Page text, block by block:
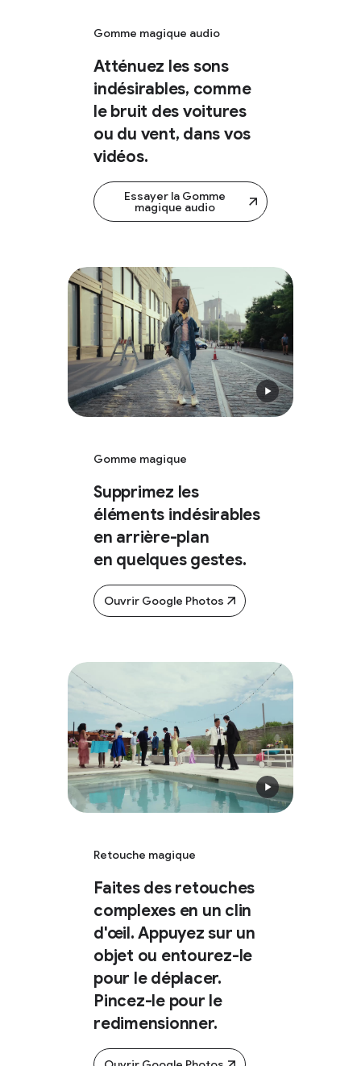
Gomme magique audio
Atténuez les sons
indésirables, comme
le bruit des voitures
ou du vent, dans vos
vidéos.
Essayer la Gomme
magique audio
Gomme magique
Supprimez les
éléments indésirables
en arrière-plan
en quelques gestes.
Ouvrir Google Photos
Retouche magique
Faites des retouches
complexes en un clin
d'œil. Appuyez sur un
objet ou entourez-le
pour le déplacer.
Pincez-le pour le
redimensionner.